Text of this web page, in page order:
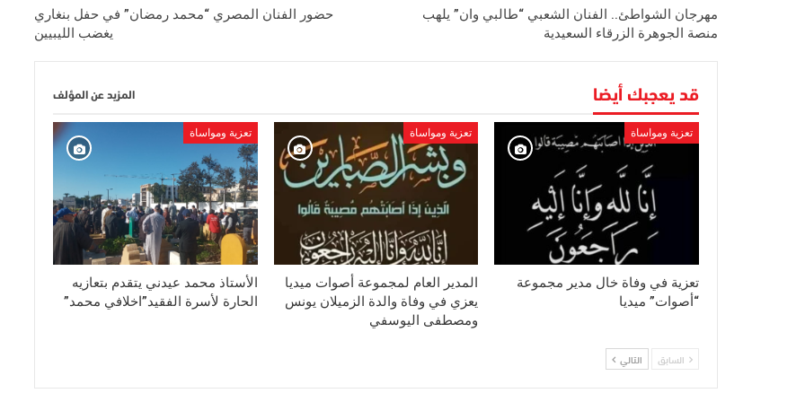
مهرجان الشواطئ.. الفنان الشعبي “طالبي وان” يلهب
منصة الجوهرة الزرقاء السعيدية
حضور الفنان المصري “محمد رمضان” في حفل بنغاري
يغضب الليبيين
قد يعجبك أيضا المزيد عن المؤلف
تعزية ومواساة
تعزية في وفاة خال مدير مجموعة
“أصوات” ميديا
تعزية ومواساة
المدير العام لمجموعة أصوات ميديا
يعزي في وفاة والدة الزميلان يونس
ومصطفى اليوسفي
تعزية ومواساة
الأستاذ محمد عيدني يتقدم بتعازيه
الحارة لأسرة الفقيد”اخلافي محمد”
السابق التالي